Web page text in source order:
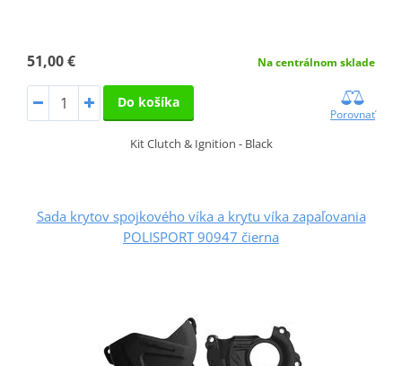
51,00 € Na centrálnom sklade
Do košíka
Porovnať
Kit Clutch & Ignition - Black
Sada krytov spojkového víka a krytu víka zapaľovania
POLISPORT 90947 čierna